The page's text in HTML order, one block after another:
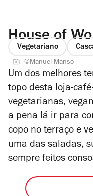
House of
Vegetariano
©Manuel Manso
Um dos melhores
topo desta loja-
vegetarianas,
a pena lá ir para
copo no terraço e
uma das saladas,
sempre feitos